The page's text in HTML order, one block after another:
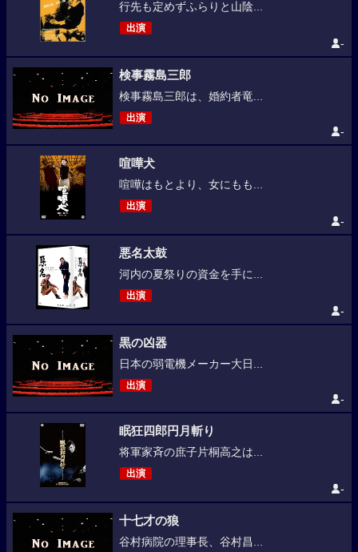
行先も定めずふらりと山陰...
出演
-
検事霧島三郎
検事霧島三郎は、婚約者竜...
出演
-
喧嘩犬
喧嘩はもとより、女にもも...
出演
-
悪名太鼓
河内の夏祭りの資金を手に...
出演
-
黒の凶器
日本の弱電機メーカー大日...
出演
-
眠狂四郎円月斬り
将軍家斉の庶子片桐高之は...
出演
-
十七才の狼
谷村病院の理事長、谷村昌...